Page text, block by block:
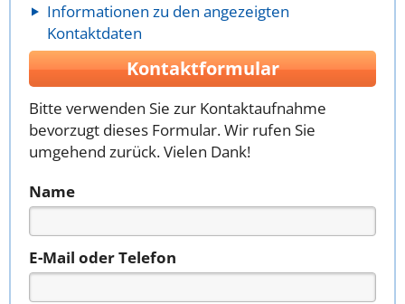
Informationen zu den angezeigten
Kontaktdaten
Kontaktformular
Bitte verwenden Sie zur Kontaktaufnahme
bevorzugt dieses Formular. Wir rufen Sie
umgehend zurück. Vielen Dank!
Name
E-Mail oder Telefon